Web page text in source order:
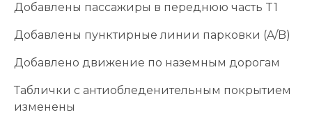
Добавлены пассажиры в переднюю часть T1
Добавлены пунктирные линии парковки (A/B)
Добавлено движение по наземным дорогам
Таблички с антиобледенительным покрытием
изменены